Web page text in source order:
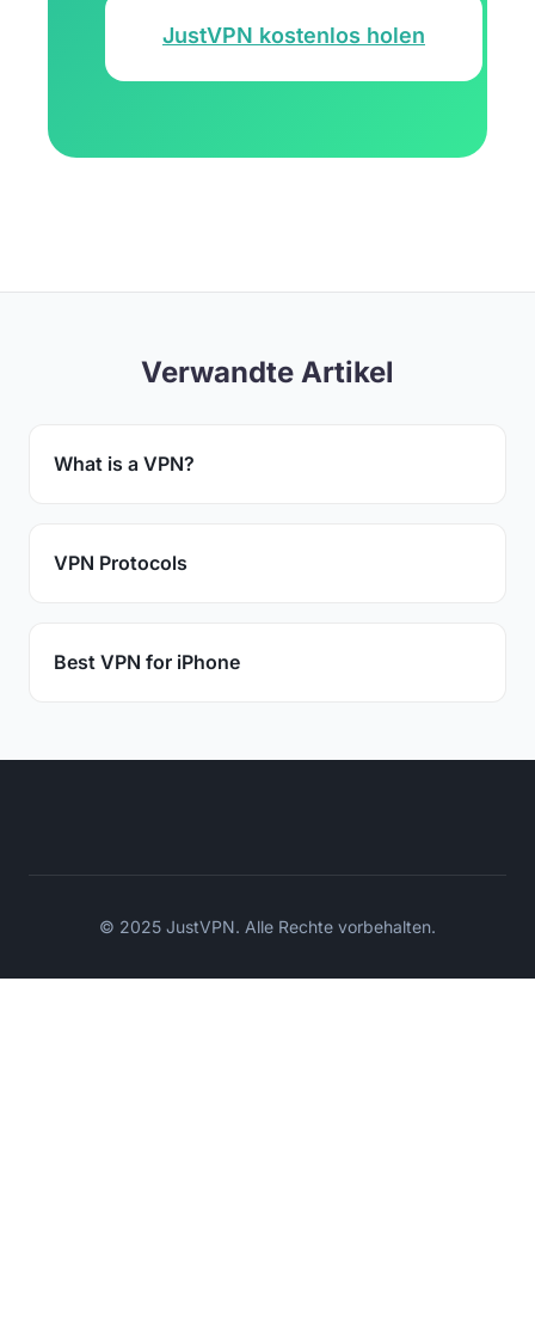
JustVPN kostenlos holen
Verwandte Artikel
What is a VPN?
VPN Protocols
Best VPN for iPhone
© 2025 JustVPN. Alle Rechte vorbehalten.